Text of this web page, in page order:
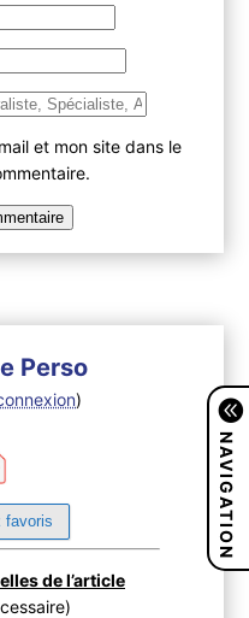
et mon site dans le
Perso
)
favoris
de l’article
NAVIGATION